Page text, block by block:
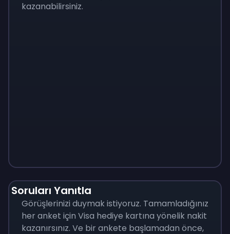
kazanabilirsiniz.
Soruları Yanıtla
Görüşlerinizi duymak istiyoruz. Tamamladığınız
her anket için Visa hediye kartına yönelik nakit
kazanırsınız. Ve bir ankete başlamadan önce,